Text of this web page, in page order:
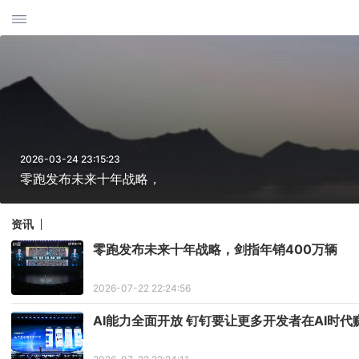
2026-03-24 23:15:23
零跑发布未来十年战略，
资讯
零跑发布未来十年战略，剑指年销400万辆
2026-07-22 22:24:56
AI能力全面开放 钉钉要让更多开发者在AI时代